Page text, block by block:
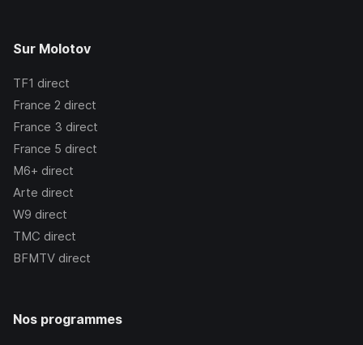
Sur Molotov
TF1 direct
France 2 direct
France 3 direct
France 5 direct
M6+ direct
Arte direct
W9 direct
TMC direct
BFMTV direct
Nos programmes